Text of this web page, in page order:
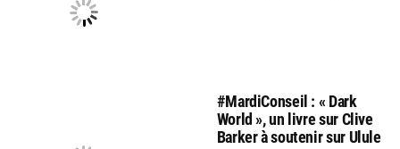
#MardiConseil : « Dark
World », un livre sur Clive
Barker à soutenir sur Ulule